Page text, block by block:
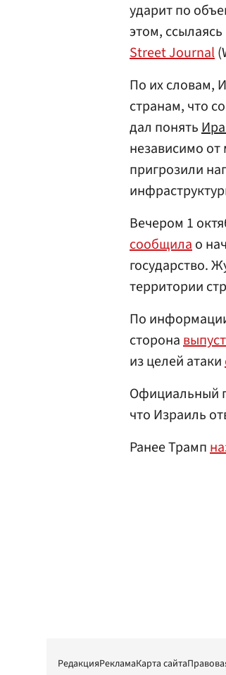
ударит по
этом,
Street Journal
По их словам,
странам, что
дал понять
независимо от
пригрозили
Вечером 1
сообщилао
государство.
территории
По
сторона
из целей атаки
Официальный
что Израиль
Ранее Трамп
РедакцияРекламаКарта сайта